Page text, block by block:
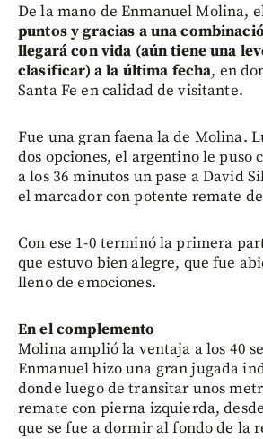
De la mano de Enmanuel Molina,
puntos y gracias a una
llegará con vida (aún tiene una
clasificar) a la última fecha, en
Santa Fe en calidad de visitante.
Fue una gran faena la de Molina.
dos opciones, el argentino le puso
a los 36 minutos un pase a David
el marcador con potente remate
Con ese 1-0 terminó la primera
que estuvo bien alegre, que fue
lleno de emociones.
En el complemento
Molina amplió la ventaja a los 40
Enmanuel hizo una gran jugada
donde luego de transitar unos
remate con pierna izquierda,
que se fue a dormir al fondo de la